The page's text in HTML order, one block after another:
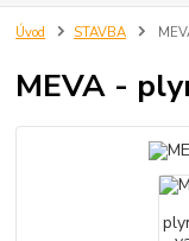
Úvod STAVBA
MEVA -